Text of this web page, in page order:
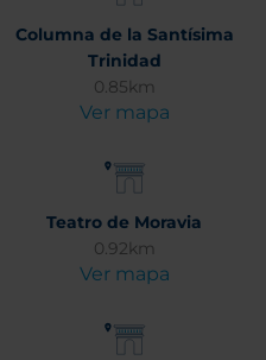
Columna de la Santísima
Trinidad
0.85km
Ver mapa
Teatro de Moravia
0.92km
Ver mapa